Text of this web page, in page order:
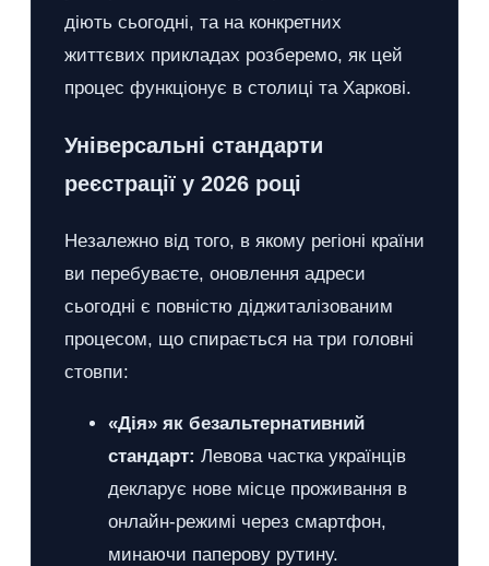
діють сьогодні, та на конкретних
життєвих прикладах розберемо, як цей
процес функціонує в столиці та Харкові.
Універсальні стандарти
реєстрації у 2026 році
Незалежно від того, в якому регіоні країни
ви перебуваєте, оновлення адреси
сьогодні є повністю діджиталізованим
процесом, що спирається на три головні
стовпи:
«Дія» як безальтернативний
стандарт: Левова частка українців
декларує нове місце проживання в
онлайн-режимі через смартфон,
минаючи паперову рутину.